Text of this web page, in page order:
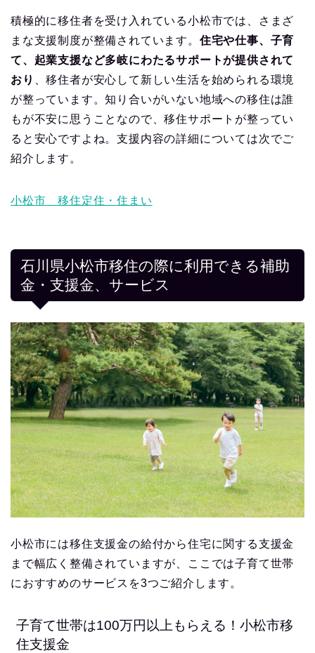
積極的に移住者を受け入れている小松市では、さまざ
まな支援制度が整備されています。 住宅や仕事、子育
て、起業支援など多岐にわたるサポートが提供されて
おり 、移住者が安心して新しい生活を始められる環境
が整っています。知り合いがいない地域への移住は誰
もが不安に思うことなので、移住サポートが整ってい
ると安心ですよね。支援内容の詳細については次でご
紹介します。
小松市 移住定住・住まい
石川県小松市移住の際に利用できる補助
金・支援金、サービス
小松市には移住支援金の給付から住宅に関する支援金
まで幅広く整備されていますが、ここでは子育て世帯
におすすめのサービスを3つご紹介します。
子育て世帯は100万円以上もらえる！小松市移
住支援金